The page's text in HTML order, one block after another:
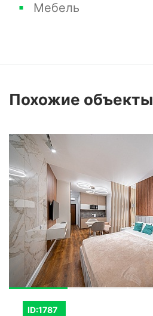
Мебель
Похожие объекты
ID:1787